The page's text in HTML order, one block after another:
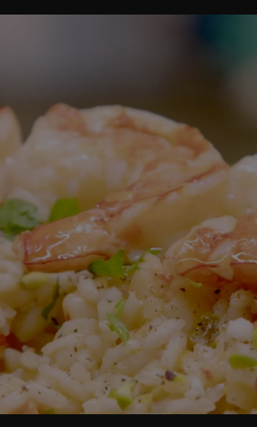
parte le teste e il carapace.
con olio evo in un pentolino
sfumare, aggiungete
IL VIDEO DELLA
Mettere in una padella
gamberi tagliati a pezzetti.
bianco. Andate via via
mantecate con altro olio,